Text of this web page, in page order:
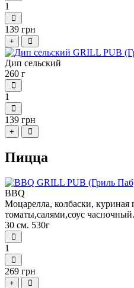
1
139 грн
+
Дип сельский
260 г
1
139 грн
+
Пицца
BBQ
Моцарелла, колбаски,
томаты,салями,соус часночный.
30 см. 530г
1
269 грн
+